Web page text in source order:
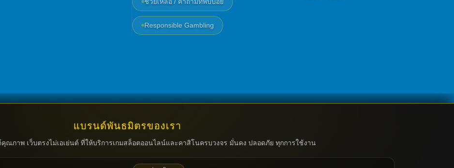
Responsible Gambling
แบรนด์พันธมิตรของเรา
คุณภาพ เว็บตรงไม่เอเย่นต์ ที่ให้บริการเกมสล็อตออนไลน์และคาสิโนครบวงจร มั่นคง ปลอดภัย ทุกการใช้งาน